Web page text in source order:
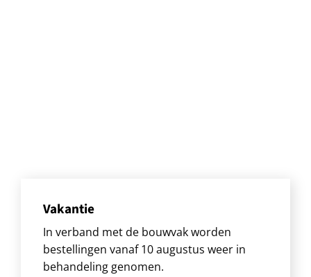
Vakantie
In verband met de bouwvak worden
bestellingen vanaf 10 augustus weer in
behandeling genomen.